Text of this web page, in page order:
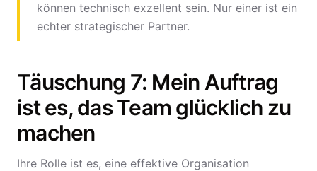
können technisch exzellent sein. Nur einer ist ein
echter strategischer Partner.
Täuschung 7: Mein Auftrag
ist es, das Team glücklich zu
machen
Ihre Rolle ist es, eine effektive Organisation